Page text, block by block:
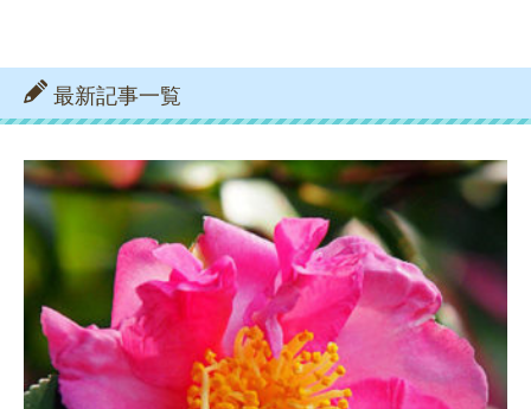
最新記事一覧